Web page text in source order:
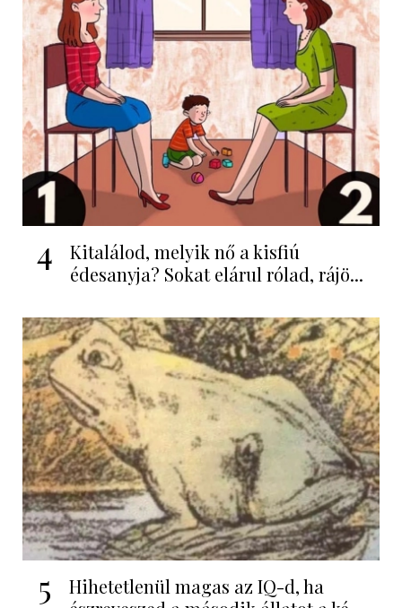
4
Kitalálod, melyik nő a kisfiú
édesanyja? Sokat elárul rólad, rájö...
5
Hihetetlenül magas az IQ-d, ha